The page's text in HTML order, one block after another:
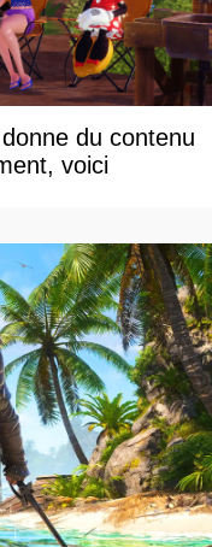
du contenu
voici